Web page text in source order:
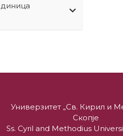
Универзитет „Св. Кирил и
Скопје
Ss. Cyril and Methodius